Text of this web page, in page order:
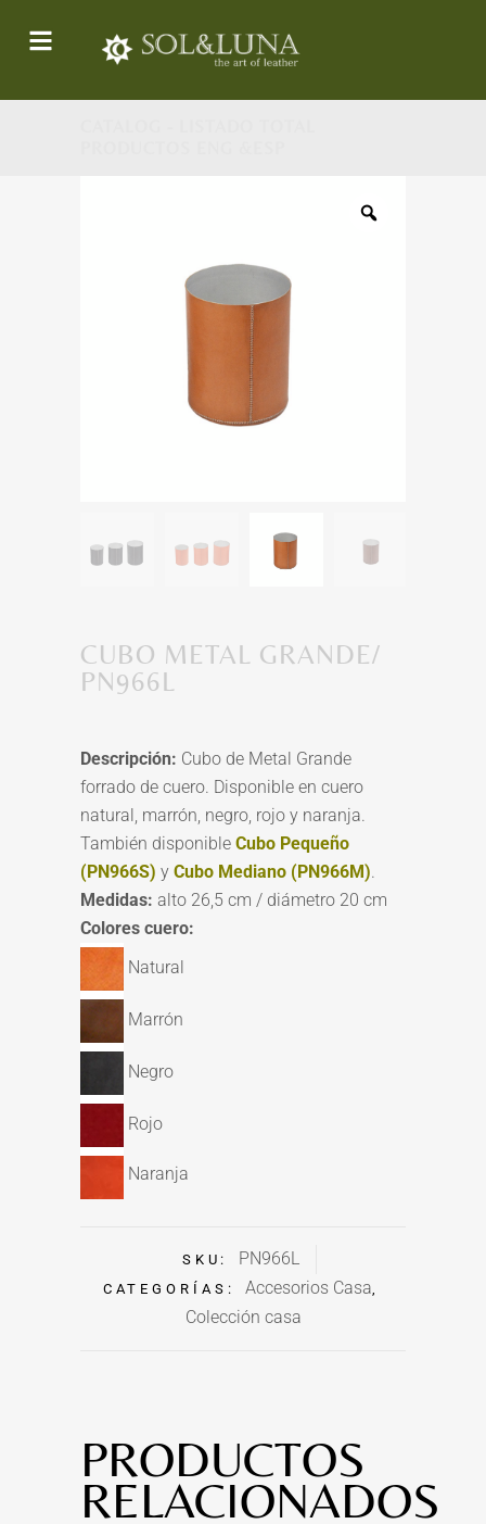
CUBO METAL GRANDE/
PN966L
Descripción: Cubo de Metal Grande
forrado de cuero. Disponible en cuero
natural, marrón, negro, rojo y naranja.
También disponible Cubo Pequeño
(PN966S) y Cubo Mediano (PN966M).
Medidas: alto 26,5 cm / diámetro 20 cm
Colores cuero:
Natural
Marrón
Negro
Rojo
Naranja
SKU: PN966L
CATEGORÍAS: Accesorios Casa,
Colección casa
PRODUCTOS
RELACIONADOS